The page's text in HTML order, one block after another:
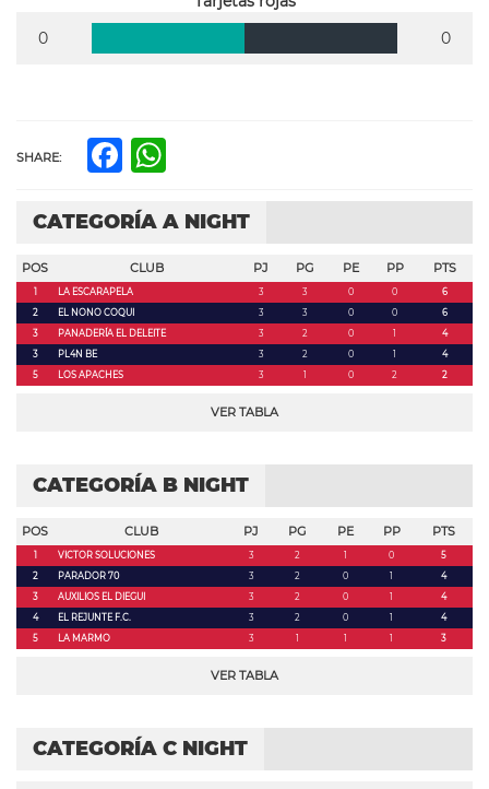
0
0
SHARE: Facebook
CATEGORÍA A NIGHT
POS CLUB PJ PG PE PP PTS
1 LA ESCARAPELA 3 3 0 0
6
2
EL NONO COQUI 3 3 0 0
6
3
PANADERÍA EL DELEITE 3 2 0 1
4
3
PL4N BE 3 2 0 1
4
5
LOS APACHES 3 1 0 2 2
VER TABLA
CATEGORÍA B NIGHT
POS CLUB PJ PG PE PP PTS
1 VICTOR SOLUCIONES 3 2 1 0
5
2
PARADOR 70 3 2 0 1
4
3
AUXILIOS EL DIEGUI 3 2 0 1
4
4
EL REJUNTE F.C. 3 2 0 1
4
5
LA MARMO 3 1 1 1 3
VER TABLA
CATEGORÍA C NIGHT